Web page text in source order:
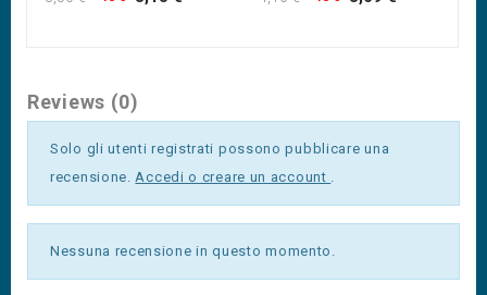
Reviews (0)
Solo gli utenti registrati possono pubblicare una
recensione. Accedi o creare un account
Nessuna recensione in questo momento.